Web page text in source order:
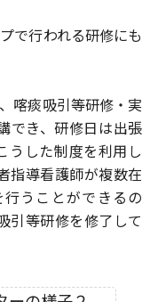
で行われる研修にも
喀痰吸引等研修・実
でき、研修日は出張
うした制度を利用し
指導看護師が複数在
うことができるの
引等研修を修了して